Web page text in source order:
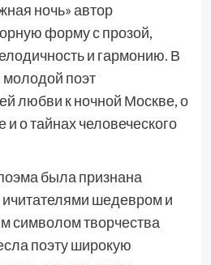
ночь» автор
форму с прозой,
и гармонию. В
поэт
любви к ночной Москве, о
о тайнах человеческого
была признана
шедевром и
символом творчества
поэту широкую